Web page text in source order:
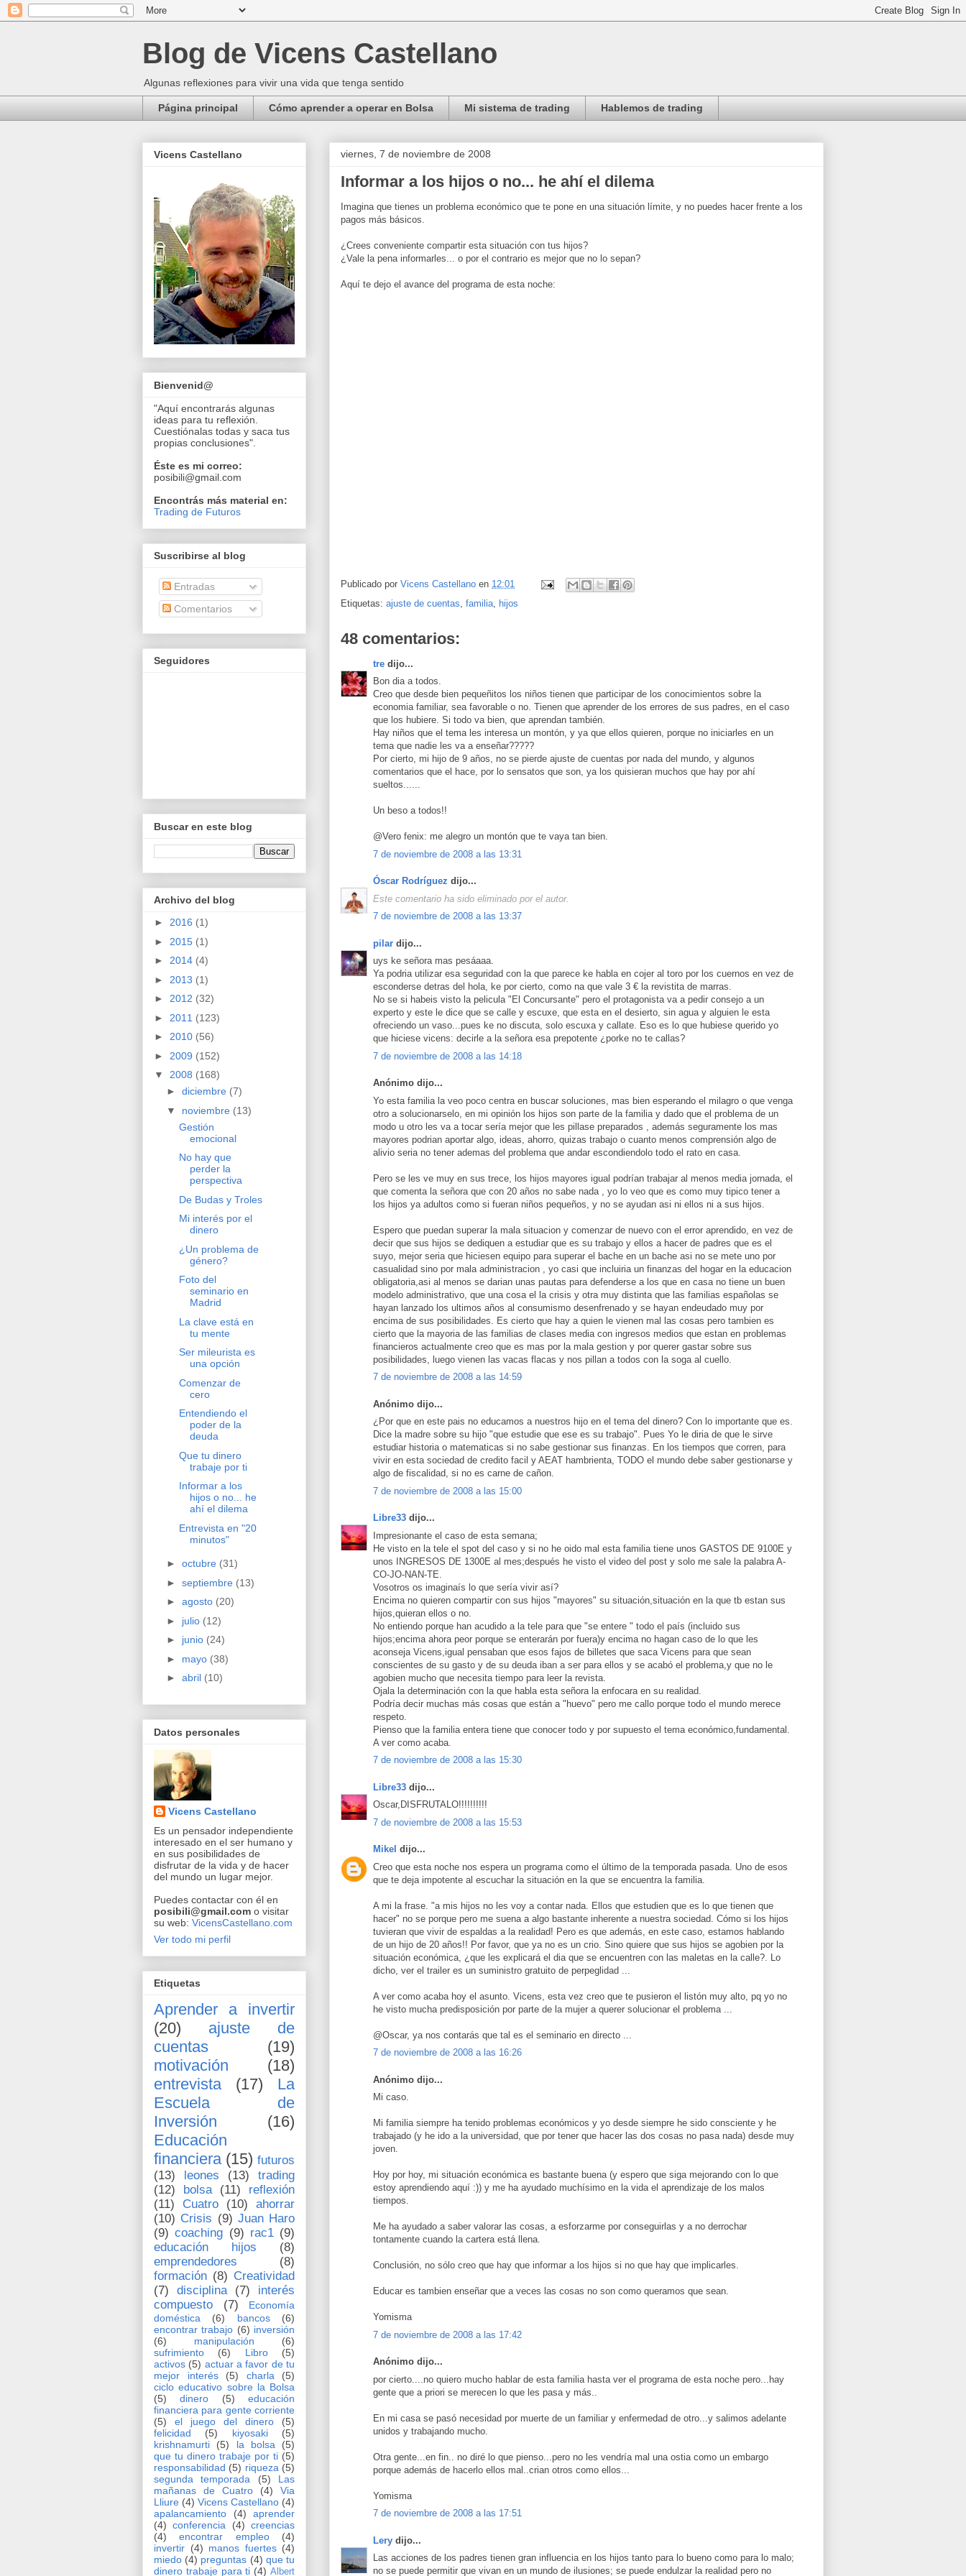
Blog de Vicens Castellano
Algunas reflexiones para vivir una vida que tenga sentido
Página principal Cómo aprender a operar en Bolsa Mi sistema de trading Hablemos de trading
viernes, 7 de noviembre de 2008
Informar a los hijos o no... he ahí el dilema
Imagina que tienes un problema económico que te pone en una situación límite, y no puedes hacer frente a los
pagos más básicos.
¿Crees conveniente compartir esta situación con tus hijos?
¿Vale la pena informarles... o por el contrario es mejor que no lo sepan?
Aquí te dejo el avance del programa de esta noche:
Publicado por Vicens Castellano en 12:01
Etiquetas: ajuste de cuentas familia hijos
48 comentarios:
tre dijo...
Bon dia a todos.
Creo que desde bien pequeñitos los niños tienen que participar de los conocimientos sobre la
economia familiar, sea favorable o no. Tienen que aprender de los errores de sus padres, en el caso
que los hubiere. Si todo va bien, que aprendan también.
Hay niños que el tema les interesa un montón, y ya que ellos quieren, porque no iniciarles en un
tema que nadie les va a enseñar?????
Por cierto, mi hijo de 9 años, no se pierde ajuste de cuentas por nada del mundo, y algunos
comentarios que el hace, por lo sensatos que son, ya los quisieran muchos que hay por ahí
sueltos......
Un beso a todos!!
@Vero fenix: me alegro un montón que te vaya tan bien.
7 de noviembre de 2008 a las 13:31
Óscar Rodríguez dijo...
Este comentario ha sido eliminado por el autor.
7 de noviembre de 2008 a las 13:37
pilar dijo...
uys ke señora mas pesáaaa.
Ya podria utilizar esa seguridad con la que parece ke habla en cojer al toro por los cuernos en vez de
esconderse detras del hola, ke por cierto, como na que vale 3 € la revistita de marras.
No se si habeis visto la pelicula "El Concursante" pero el protagonista va a pedir consejo a un
experto y este le dice que se calle y escuxe, que esta en el desierto, sin agua y alguien le esta
ofreciendo un vaso...pues ke no discuta, solo escuxa y callate. Eso es lo que hubiese querido yo
que hiciese vicens: decirle a la señora esa prepotente ¿porke no te callas?
7 de noviembre de 2008 a las 14:18
Anónimo dijo...
Yo esta familia la veo poco centra en buscar soluciones, mas bien esperando el milagro o que venga
otro a solucionarselo, en mi opinión los hijos son parte de la familia y dado que el problema de un
modo u otro les va a tocar sería mejor que les pillase preparados , además seguramente los mas
mayores podrian aportar algo, ideas, ahorro, quizas trabajo o cuanto menos comprensión algo de
alivio seria no tener ademas del problema que andar escondiendolo todo el rato en casa.
Pero se les ve muy en sus trece, los hijos mayores igual podrían trabajar al menos media jornada, el
que comenta la señora que con 20 años no sabe nada , yo lo veo que es como muy tipico tener a
los hijos ya adultos como si fueran niños pequeños, y no se ayudan asi ni ellos ni a sus hijos.
Espero que puedan superar la mala situacion y comenzar de nuevo con el error aprendido, en vez de
decir que sus hijos se dediquen a estudiar que es su trabajo y ellos a hacer de padres que es el
suyo, mejor seria que hiciesen equipo para superar el bache en un bache asi no se mete uno por
casualidad sino por mala administracion , yo casi que incluiria un finanzas del hogar en la educacion
obligatoria,asi al menos se darian unas pautas para defenderse a los que en casa no tiene un buen
modelo administrativo, que una cosa el la crisis y otra muy distinta que las familias españolas se
hayan lanzado los ultimos años al consumismo desenfrenado y se hayan endeudado muy por
encima de sus posibilidades. Es cierto que hay a quien le vienen mal las cosas pero tambien es
cierto que la mayoria de las familias de clases media con ingresos medios que estan en problemas
financieros actualmente creo que es mas por la mala gestion y por querer gastar sobre sus
posibilidades, luego vienen las vacas flacas y nos pillan a todos con la soga al cuello.
7 de noviembre de 2008 a las 14:59
Anónimo dijo...
¿Por que en este pais no educamos a nuestros hijo en el tema del dinero? Con lo importante que es.
Dice la madre sobre su hijo "que estudie que ese es su trabajo". Pues Yo le diria de que le sirve
estudiar historia o matematicas si no sabe gestionar sus finanzas. En los tiempos que corren, para
vivir en esta sociedad de credito facil y AEAT hambrienta, TODO el mundo debe saber gestionarse y
algo de fiscalidad, si no es carne de cañon.
7 de noviembre de 2008 a las 15:00
Libre33 dijo...
Impresionante el caso de esta semana;
He visto en la tele el spot del caso y si no he oido mal esta familia tiene unos GASTOS DE 9100E y
unos INGRESOS DE 1300E al mes;después he visto el video del post y solo me sale la palabra A-
CO-JO-NAN-TE.
Vosotros os imaginaís lo que sería vivir así?
Encima no quieren compartir con sus hijos "mayores" su situación,situación en la que tb estan sus
hijos,quieran ellos o no.
No entiendo porque han acudido a la tele para que "se entere " todo el país (incluido sus
hijos;encima ahora peor porque se enterarán por fuera)y encima no hagan caso de lo que les
aconseja Vicens,igual pensaban que esos fajos de billetes que saca Vicens para que sean
conscientes de su gasto y de su deuda iban a ser para ellos y se acabó el problema,y que no le
agobien mucho que necesita tiempo para leer la revista.
Ojala la determinación con la que habla esta señora la enfocara en su realidad.
Podría decir muchas más cosas que están a "huevo" pero me callo porque todo el mundo merece
respeto.
Pienso que la familia entera tiene que conocer todo y por supuesto el tema económico,fundamental.
A ver como acaba.
7 de noviembre de 2008 a las 15:30
Libre33 dijo...
Oscar,DISFRUTALO!!!!!!!!!!
7 de noviembre de 2008 a las 15:53
Mikel dijo...
Creo que esta noche nos espera un programa como el último de la temporada pasada. Uno de esos
que te deja impotente al escuchar la situación en la que se encuentra la familia.
A mi la frase. "a mis hijos no les voy a contar nada. Ellos que estudien que es lo que tienen que
hacer" no se porque pero me suena a algo bastante inherente a nuestra sociedad. Cómo si los hijos
tuvieran que vivir de espaldas a la realidad! Pero es que además, en este caso, estamos hablando
de un hijo de 20 años!! Por favor, que ya no es un crio. Sino quiere que sus hijos se agobien por la
situación económica, ¿que les explicará el dia que se encuentren con las maletas en la calle?. Lo
dicho, ver el trailer es un suministro gratuito de perpeglidad ...
A ver como acaba hoy el asunto. Vicens, esta vez creo que te pusieron el listón muy alto, pq yo no
he visto mucha predisposición por parte de la mujer a querer solucionar el problema ...
@Oscar, ya nos contarás que tal es el seminario en directo ...
7 de noviembre de 2008 a las 16:26
Anónimo dijo...
Mi caso.
Mi familia siempre ha tenido problemas económicos y yo desde siempre he sido consciente y he
trabajado (y he ido a la universidad, que por tener que hacer las dos cosas no pasa nada) desde muy
joven.
Hoy por hoy, mi situación económica es bastante buena (y espero que siga mejorando con lo que
estoy aprendiendo aquí :)) y me ha ayudado muchísimo en la vida el aprendizaje de los malos
tiempos.
Me ha ayudado a saber valorar las cosas, a esforzarme por conseguirlas y a no derrochar
tontamente cuando la cartera está llena.
Conclusión, no sólo creo que hay que informar a los hijos si no que hay que implicarles.
Educar es tambien enseñar que a veces las cosas no son como queramos que sean.
Yomisma
7 de noviembre de 2008 a las 17:42
Anónimo dijo...
por cierto....no quiero mucho hablar de esta familia hasta ver el programa de esta noche pero...hay
gente que a priori se merecen lo que les pasa y más..
En mi casa se pasó necesidad por muerte de un familiar y enfermedad de otro...y salimos adelante
unidos y trabajando mucho.
Otra gente...en fin.. no diré lo que pienso...pero no les vendría mal una ostia como un embargo
porque además de hacerlo ellos mal..crian otros como ellos...
Yomisma
7 de noviembre de 2008 a las 17:51
Lery dijo...
Las acciones de los padres tienen gran influencia en los hijos tanto para lo bueno como para lo malo;
no se puede permitir que vivan en un mundo de ilusiones; se puede endulzar la realidad pero no
Vicens Castellano
Bienvenid@
"Aquí encontrarás algunas
ideas para tu reflexión.
Cuestiónalas todas y saca tus
propias conclusiones".
Éste es mi correo:
posibili@gmail.com
Encontrás más material en:
Trading de Futuros
Suscribirse al blog
Entradas
Comentarios
Seguidores
Buscar en este blog
Archivo del blog
► 2016 (1)
► 2015 (1)
► 2014 (4)
► 2013 (1)
► 2012 (32)
► 2011 (123)
► 2010 (56)
► 2009 (152)
▼ 2008 (168)
► diciembre (7)
▼ noviembre (13)
Gestión
emocional
No hay que
perder la
perspectiva
De Budas y Troles
Mi interés por el
dinero
¿Un problema de
género?
Foto del
seminario en
Madrid
La clave está en
tu mente
Ser mileurista es
una opción
Comenzar de
cero
Entendiendo el
poder de la
deuda
Que tu dinero
trabaje por ti
Informar a los
hijos o no... he
ahí el dilema
Entrevista en "20
minutos"
► octubre (31)
► septiembre (13)
► agosto (20)
► julio (12)
► junio (24)
► mayo (38)
► abril (10)
Datos personales
Vicens Castellano
Es un pensador independiente
interesado en el ser humano y
en sus posibilidades de
disfrutar de la vida y de hacer
del mundo un lugar mejor.
Puedes contactar con él en
posibili@gmail.com o visitar
su web: VicensCastellano.com
Ver todo mi perfil
Etiquetas
Aprender a invertir
(20)
ajuste de
cuentas
(19)
motivación
(18)
entrevista
(17)
La
Escuela de
Inversión
(16)
Educación
financiera (15) futuros
(13)
leones (13)
trading
(12)
bolsa (11)
reflexión
(11)
Cuatro (10)
ahorrar
(10) Crisis (9) Juan Haro
(9) coaching (9) rac1 (9)
educación hijos
(8)
emprendedores
(8)
formación (8) Creatividad
(7)
disciplina (7)
interés
compuesto
(7)
Economía
doméstica
(6) bancos
(6)
encontrar trabajo (6) inversión
(6)
manipulación
(6)
sufrimiento
(6) Libro
(5)
activos (5) actuar a favor de tu
mejor interés
(5) charla
(5)
ciclo educativo sobre la Bolsa
(5)
dinero (5)
educación
financiera para gente corriente
(5)
el juego del dinero
(5)
felicidad
(5) kiyosaki
(5)
krishnamurti
(5) la bolsa
(5)
que tu dinero trabaje por ti (5)
responsabilidad (5) riqueza (5)
segunda temporada
(5)
Las
mañanas de Cuatro
(4)
Via
Lliure (4) Vicens Castellano (4)
apalancamiento
(4)
aprender
(4) conferencia (4) creencias
(4)
encontrar empleo
(4)
invertir (4) manos fuertes (4)
miedo (4) preguntas (4) que tu
dinero trabaje para ti (4) Albert